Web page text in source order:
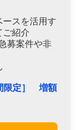
ースを活用す
ご紹介
募案件や非
限定］ 増額